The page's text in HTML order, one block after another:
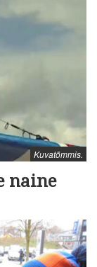
Kuvatõmmis.
naine